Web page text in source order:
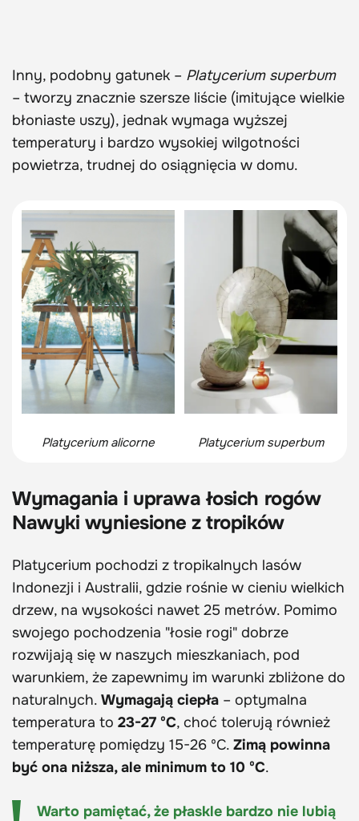
Inny, podobny gatunek – Platycerium superbum
– tworzy znacznie szersze liście (imitujące wielkie
błoniaste uszy), jednak wymaga wyższej
temperatury i bardzo wysokiej wilgotności
powietrza, trudnej do osiągnięcia w domu.
Platycerium alicorne Platycerium superbum
Wymagania i uprawa łosich rogów
Nawyki wyniesione z tropików
Platycerium pochodzi z tropikalnych lasów
Indonezji i Australii, gdzie rośnie w cieniu wielkich
drzew, na wysokości nawet 25 metrów. Pomimo
swojego pochodzenia "łosie rogi" dobrze
rozwijają się w naszych mieszkaniach, pod
warunkiem, że zapewnimy im warunki zbliżone do
naturalnych. Wymagają ciepła – optymalna
temperatura to 23-27 ºC, choć tolerują również
temperaturę pomiędzy 15-26 ºC. Zimą powinna
być ona niższa, ale minimum to 10 ºC.
Warto pamiętać, że płaskle bardzo nie lubią